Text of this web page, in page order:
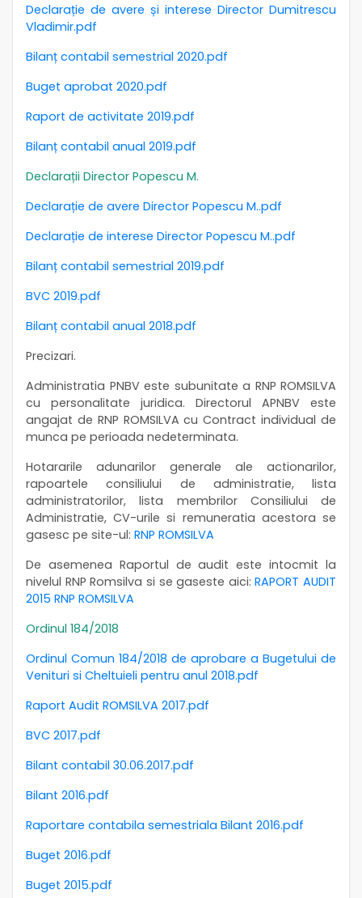
Declarație de avere și interese Director Dumitrescu
Vladimir.pdf
Bilanț contabil semestrial 2020.pdf
Buget aprobat 2020.pdf
Raport de activitate 2019.pdf
Bilanț contabil anual 2019.pdf
Declarații Director Popescu M.
Declarație de avere Director Popescu M..pdf
Declarație de interese Director Popescu M..pdf
Bilanț contabil semestrial 2019.pdf
BVC 2019.pdf
Bilanț contabil anual 2018.pdf
Precizari.
Administratia PNBV este subunitate a RNP ROMSILVA
cu personalitate juridica. Directorul APNBV este
angajat de RNP ROMSILVA cu Contract individual de
munca pe perioada nedeterminata.
Hotararile adunarilor generale ale actionarilor,
rapoartele consiliului de administratie, lista
administratorilor, lista membrilor Consiliului de
Administratie, CV-urile si remuneratia acestora se
gasesc pe site-ul: RNP ROMSILVA
De asemenea Raportul de audit este intocmit la
nivelul RNP Romsilva si se gaseste aici:RAPORT AUDIT
2015 RNP ROMSILVA
Ordinul 184/2018
Ordinul Comun 184/2018 de aprobare a Bugetului de
Venituri si Cheltuieli pentru anul 2018.pdf
Raport Audit ROMSILVA 2017.pdf
BVC 2017.pdf
Bilant contabil 30.06.2017.pdf
Bilant 2016.pdf
Raportare contabila semestriala Bilant 2016.pdf
Buget 2016.pdf
Buget 2015.pdf